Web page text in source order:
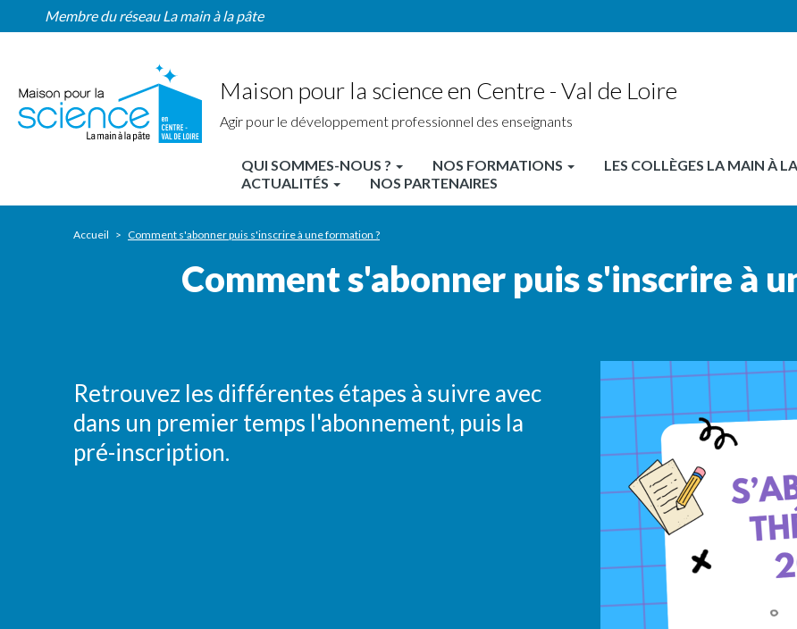
Comment
s'abonner
une
formation
Membre du réseau La main à la pâte
Maison pour la science en Centre - Val de Loire
Agir pour le développement professionnel des enseignants
MPLS
Centre
Nav
principale
QUI SOMMES-NOUS ? NOS FORMATIONS LES COLLÈGES LA MAIN À
ACTUALITÉS
NOS PARTENAIRES
Accueil Comment s'abonner puis s'inscrire à une formation ?
Comment s'abonner puis s'inscrire à
Retrouvez les différentes étapes à suivre avec
dans un premier temps l'abonnement, puis la
pré-inscription.